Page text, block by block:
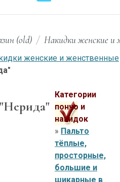
(old) / Накидки женские и
женские и женственные
Категории
пончо и
накидок
» Пальто
тёплые,
просторные,
большие и
шикарные в